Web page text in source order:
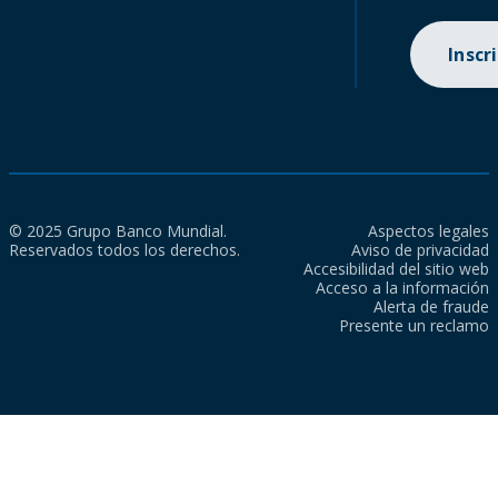
© 2025 Grupo Banco Mundial.
Reservados todos los derechos.
Aspectos legales
Aviso de privacidad
Accesibilidad del sitio web
Acceso a la información
Alerta de fraude
Presente un reclamo